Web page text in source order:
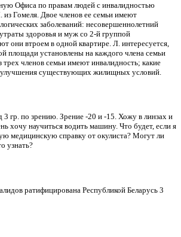
Офиса по правам людей с инвалидностью
из Гомеля. Двое членов ее семьи имеют
заболеваний: несовершеннолетний
здоровья и муж со 2-й группой
они втроем в одной квартире. Л. интересуется,
площади установлены на каждого члена семьи
трех членов семьи имеют инвалидность; какие
улучшения существующих жилищных условий.
3 гр. по зрению. Зрение -20 и -15. Хожу в линзах и
хочу научиться водить машину. Что будет, если я
медицинскую справку от окулиста? Могут ли
узнать?
ратифицирована Республикой Беларусь 3